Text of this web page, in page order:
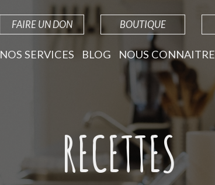
FAIRE UN DON BOUTIQUE
NOS SERVICES BLOG NOUS CONNAITRE
RECETTES